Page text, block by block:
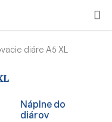
KOŠÍK
diáre A5 XL
Náplne do
diárov